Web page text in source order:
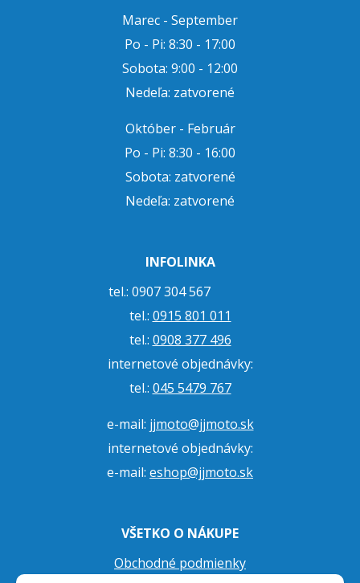
Marec - September
Po - Pi: 8:30 - 17:00
Sobota: 9:00 - 12:00
Nedeľa: zatvorené
Október - Február
Po - Pi: 8:30 - 16:00
Sobota: zatvorené
Nedeľa: zatvorené
INFOLINKA
tel.: 0907 304 567
tel.: 0915 801 011
tel.: 0908 377 496
internetové objednávky:
tel.: 045 5479 767
e-mail: jjmoto@jjmoto.sk
internetové objednávky:
e-mail: eshop@jjmoto.sk
VŠETKO O NÁKUPE
Obchodné podmienky